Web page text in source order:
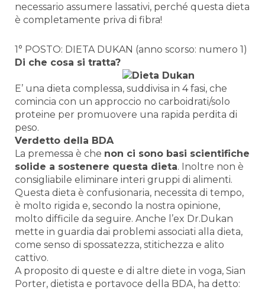
necessario assumere lassativi, perché questa dieta
è completamente priva di fibra!
1° POSTO: DIETA DUKAN (anno scorso: numero 1)
Di che cosa si tratta?
E’ una dieta complessa, suddivisa in 4 fasi, che
comincia con un approccio no carboidrati/solo
proteine per promuovere una rapida perdita di
peso.
Verdetto della BDA
La premessa è che non ci sono basi scientifiche
solide a sostenere questa dieta. Inoltre non è
consigliabile eliminare interi gruppi di alimenti.
Questa dieta è confusionaria, necessita di tempo,
è molto rigida e, secondo la nostra opinione,
molto difficile da seguire. Anche l’ex Dr.Dukan
mette in guardia dai problemi associati alla dieta,
come senso di spossatezza, stitichezza e alito
cattivo.
A proposito di queste e di altre diete in voga, Sian
Porter, dietista e portavoce della BDA, ha detto: